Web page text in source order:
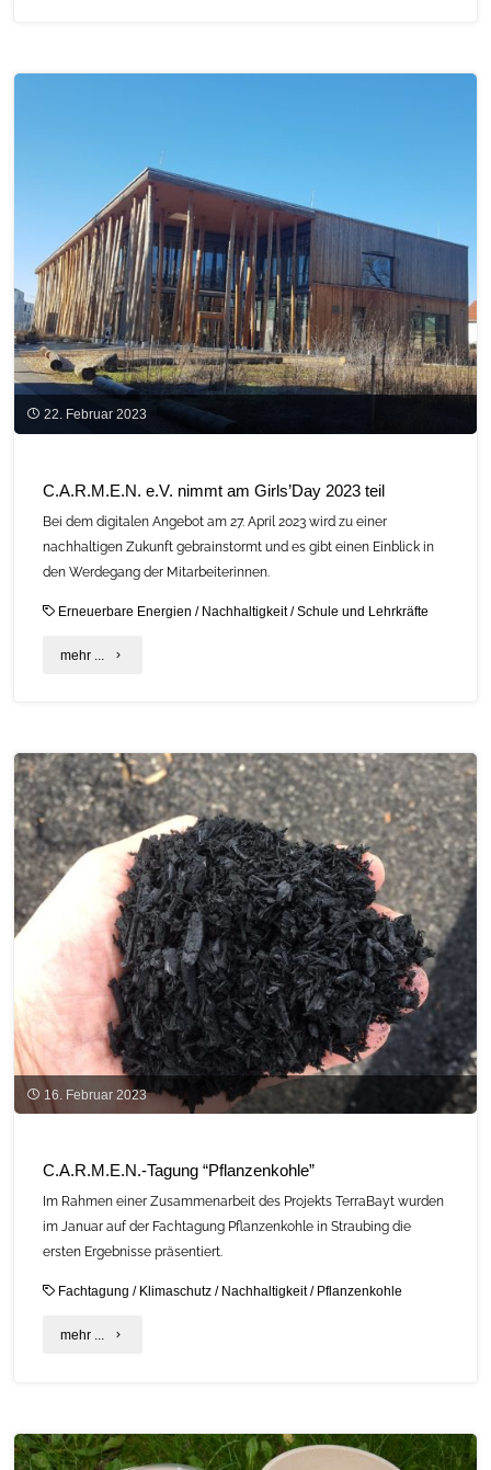
2023"
22. Februar 2023
C.A.R.M.E.N. e.V. nimmt am Girls’Day 2023 teil
Bei dem digitalen Angebot am 27. April 2023 wird zu einer
nachhaltigen Zukunft gebrainstormt und es gibt einen Einblick in
den Werdegang der Mitarbeiterinnen.
Erneuerbare Energien / Nachhaltigkeit/ Schule und Lehrkräfte
mehr ... "C.A.R.M.E.N.
am
Girls’Day
2023
teil"
16. Februar 2023
C.A.R.M.E.N.-Tagung “Pflanzenkohle”
Im Rahmen einer Zusammenarbeit des Projekts TerraBayt wurden
im Januar auf der Fachtagung Pflanzenkohle in Straubing die
ersten Ergebnisse präsentiert.
Fachtagung / Klimaschutz / Nachhaltigkeit/ Pflanzenkohle
mehr ... "C.A.R.M.E.N.-